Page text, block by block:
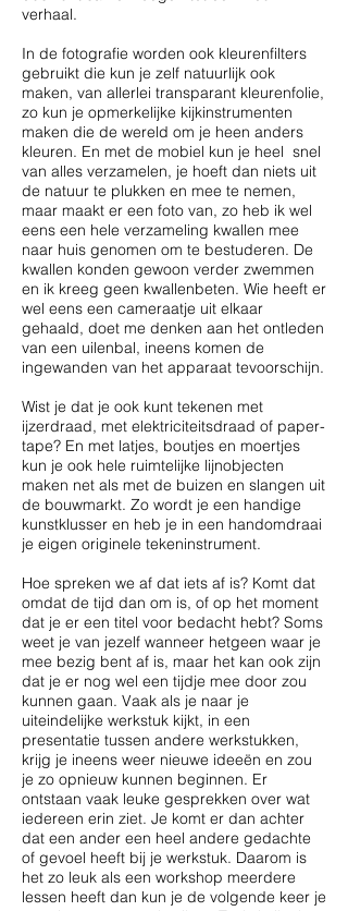
verhaal.
In de fotografie worden ook kleurenfilters
gebruikt die kun je zelf natuurlijk ook
maken, van allerlei transparant kleurenfolie,
zo kun je opmerkelijke kijkinstrumenten
maken die de wereld om je heen anders
kleuren. En met de mobiel kun je heel snel
van alles verzamelen, je hoeft dan niets uit
de natuur te plukken en mee te nemen,
maar maakt er een foto van, zo heb ik wel
eens een hele verzameling kwallen mee
naar huis genomen om te bestuderen. De
kwallen konden gewoon verder zwemmen
en ik kreeg geen kwallenbeten. Wie heeft er
wel eens een cameraatje uit elkaar
gehaald, doet me denken aan het ontleden
van een uilenbal, ineens komen de
ingewanden van het apparaat tevoorschijn.
Wist je dat je ook kunt tekenen met
ijzerdraad, met elektriciteitsdraad of paper-
tape? En met latjes, boutjes en moertjes
kun je ook hele ruimtelijke lijnobjecten
maken net als met de buizen en slangen uit
de bouwmarkt. Zo wordt je een handige
kunstklusser en heb je in een handomdraai
je eigen originele tekeninstrument.
Hoe spreken we af dat iets af is? Komt dat
omdat de tijd dan om is, of op het moment
dat je er een titel voor bedacht hebt? Soms
weet je van jezelf wanneer hetgeen waar je
mee bezig bent af is, maar het kan ook zijn
dat je er nog wel een tijdje mee door zou
kunnen gaan. Vaak als je naar je
uiteindelijke werkstuk kijkt, in een
presentatie tussen andere werkstukken,
krijg je ineens weer nieuwe ideeën en zou
je zo opnieuw kunnen beginnen. Er
ontstaan vaak leuke gesprekken over wat
iedereen erin ziet. Je komt er dan achter
dat een ander een heel andere gedachte
of gevoel heeft bij je werkstuk. Daarom is
het zo leuk als een workshop meerdere
lessen heeft dan kun je de volgende keer je